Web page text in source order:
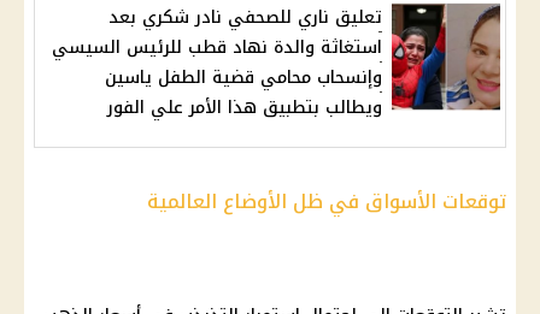
تعليق ناري للصحفي نادر شكري بعد
استغاثة والدة نهاد قطب للرئيس السيسي
وإنسحاب محامي قضية الطفل ياسين
ويطالب بتطبيق هذا الأمر علي الفور
توقعات الأسواق في ظل الأوضاع العالمية